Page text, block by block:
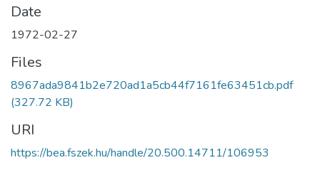
Date
1972-02-27
Files
8967ada9841b2e720ad1a5cb44f7161fe63451cb.pdf
(327.72 KB)
URI
https://bea.fszek.hu/handle/20.500.14711/106953